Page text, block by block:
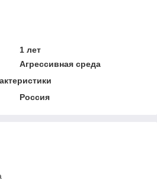
1 лет
Агрессивная среда
Россия